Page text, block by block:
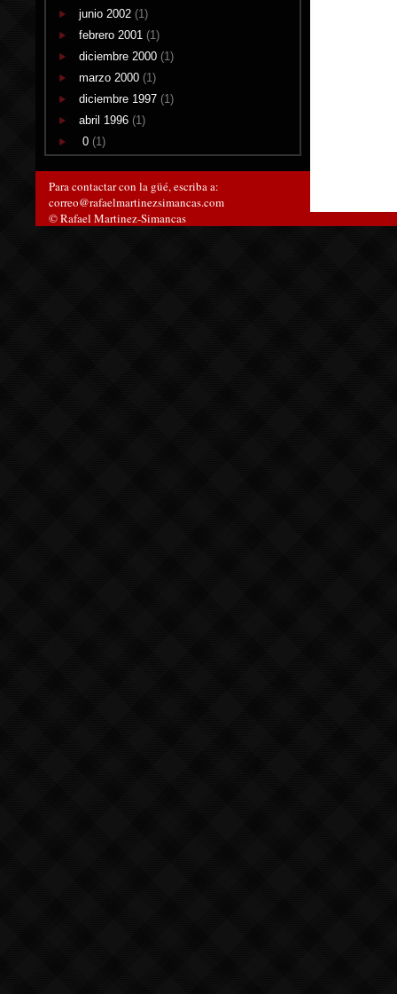
junio 2002 (1)
febrero 2001 (1)
diciembre 2000 (1)
marzo 2000 (1)
diciembre 1997 (1)
abril 1996 (1)
0 (1)
Para contactar con la güé, escriba a:
correo@rafaelmartinezsimancas.com
© Rafael Martinez-Simancas